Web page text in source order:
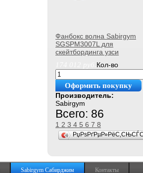
Фанбокс волна Sabirgym
SGSPM3007L для
скейтбординга узси
Кол-во
Оформить покупку
Производитель:
Sabirgym
Всего: 86
1 2 3 4 5 6 7 8
Sabirgym Сабирджим Контакты